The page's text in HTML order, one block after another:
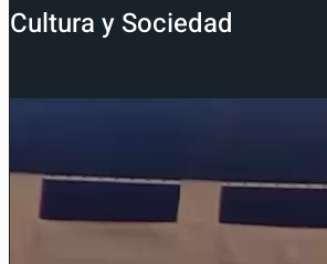
Cultura y Sociedad